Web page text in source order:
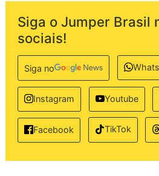
Siga o Jumper Brasil
sociais!
Siga no
Instagram Youtube
Facebook TikTok